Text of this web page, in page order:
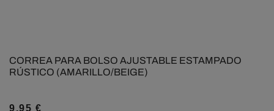
CORREA PARA BOLSO AJUSTABLE ESTAMPADO
RÚSTICO (AMARILLO/BEIGE)
9,95 €